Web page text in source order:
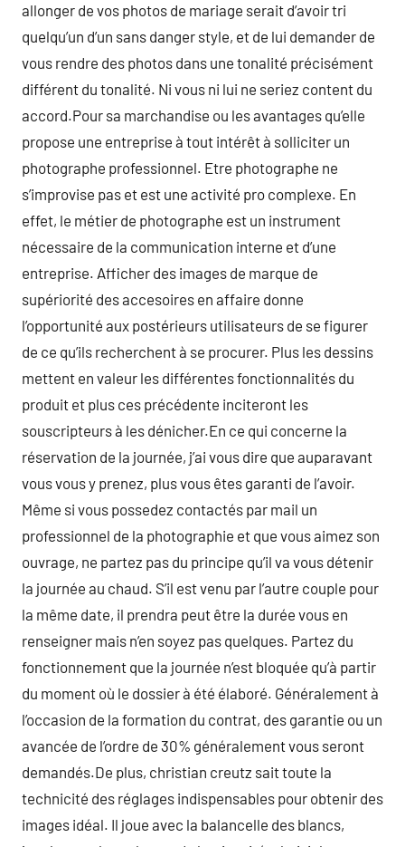
allonger de vos photos de mariage serait d’avoir tri
quelqu’un d’un sans danger style, et de lui demander de
vous rendre des photos dans une tonalité précisément
différent du tonalité. Ni vous ni lui ne seriez content du
accord.Pour sa marchandise ou les avantages qu’elle
propose une entreprise à tout intérêt à solliciter un
photographe professionnel. Etre photographe ne
s’improvise pas et est une activité pro complexe. En
effet, le métier de photographe est un instrument
nécessaire de la communication interne et d’une
entreprise. Afficher des images de marque de
supériorité des accesoires en affaire donne
l’opportunité aux postérieurs utilisateurs de se figurer
de ce qu’ils recherchent à se procurer. Plus les dessins
mettent en valeur les différentes fonctionnalités du
produit et plus ces précédente inciteront les
souscripteurs à les dénicher.En ce qui concerne la
réservation de la journée, j’ai vous dire que auparavant
vous vous y prenez, plus vous êtes garanti de l’avoir.
Même si vous possedez contactés par mail un
professionnel de la photographie et que vous aimez son
ouvrage, ne partez pas du principe qu’il va vous détenir
la journée au chaud. S’il est venu par l’autre couple pour
la même date, il prendra peut être la durée vous en
renseigner mais n’en soyez pas quelques. Partez du
fonctionnement que la journée n’est bloquée qu’à partir
du moment où le dossier à été élaboré. Généralement à
l’occasion de la formation du contrat, des garantie ou un
avancée de l’ordre de 30% généralement vous seront
demandés.De plus, christian creutz sait toute la
technicité des réglages indispensables pour obtenir des
images idéal. Il joue avec la balancelle des blancs,